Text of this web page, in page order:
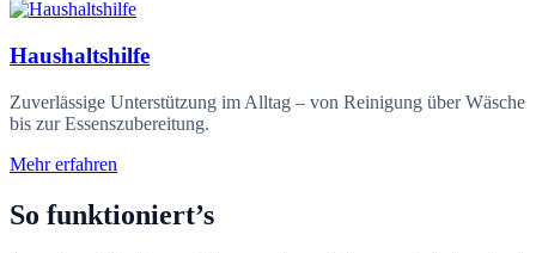
Haushaltshilfe
Zuverlässige Unterstützung im Alltag – von Reinigung über Wäsche
bis zur Essenszubereitung.
Mehr erfahren
So funktioniert’s